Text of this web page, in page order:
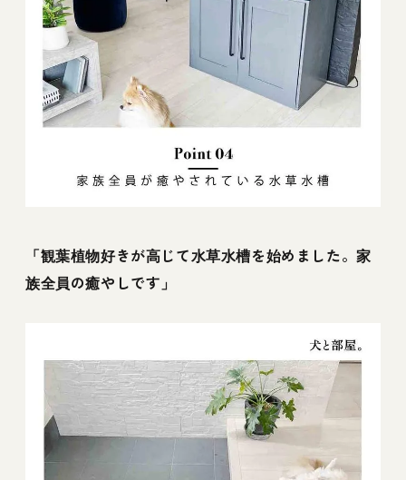
「観葉植物好きが高じて水草水槽を始めました。家
族全員の癒やしです」